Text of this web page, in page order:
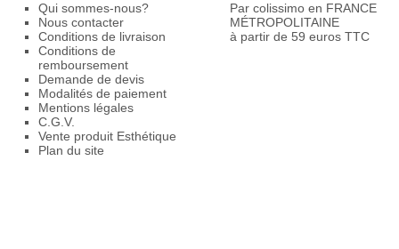
Qui sommes-nous?
Nous contacter
Conditions de livraison
Conditions de
remboursement
Demande de devis
Modalités de paiement
Mentions légales
C.G.V.
Vente produit Esthétique
Plan du site
Par colissimo en FRANCE
MÉTROPOLITAINE
à partir de 59 euros TTC